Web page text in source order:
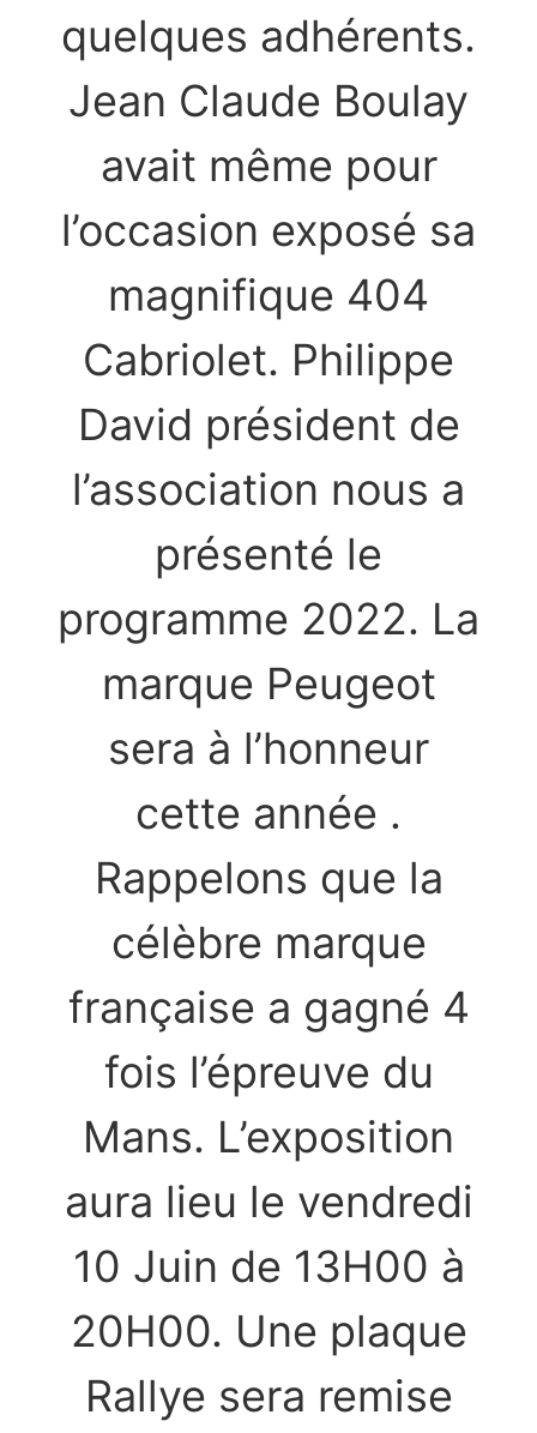
quelques adhérents.
Jean Claude Boulay
avait même pour
l’occasion exposé sa
magnifique 404
Cabriolet. Philippe
David président de
l’association nous a
présenté le
programme 2022. La
marque Peugeot
sera à l’honneur
cette année .
Rappelons que la
célèbre marque
française a gagné 4
fois l’épreuve du
Mans. L’exposition
aura lieu le vendredi
10 Juin de 13H00 à
20H00. Une plaque
Rallye sera remise